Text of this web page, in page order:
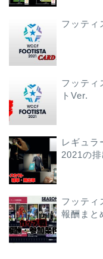
フッティ
フッテ
トVer.
レギュラ
2021の
フッティ
報酬まと